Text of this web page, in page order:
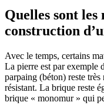
Quelles sont
construction
Avec le temps, certains
La pierre est par exemple
parpaing (béton) reste
résistant. La brique reste
brique « monomur » qui